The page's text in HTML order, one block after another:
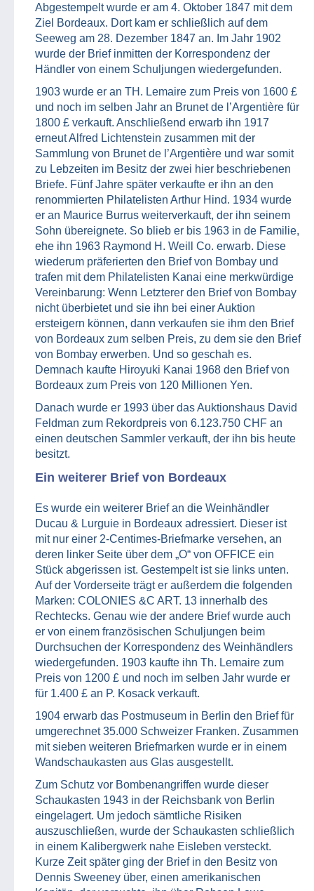
Abgestempelt wurde er am 4. Oktober 1847 mit dem
Ziel Bordeaux. Dort kam er schließlich auf dem
Seeweg am 28. Dezember 1847 an. Im Jahr 1902
wurde der Brief inmitten der Korrespondenz der
Händler von einem Schuljungen wiedergefunden.
1903 wurde er an TH. Lemaire zum Preis von 1600 £
und noch im selben Jahr an Brunet de l’Argentière für
1800 £ verkauft. Anschließend erwarb ihn 1917
erneut Alfred Lichtenstein zusammen mit der
Sammlung von Brunet de l’Argentière und war somit
zu Lebzeiten im Besitz der zwei hier beschriebenen
Briefe. Fünf Jahre später verkaufte er ihn an den
renommierten Philatelisten Arthur Hind. 1934 wurde
er an Maurice Burrus weiterverkauft, der ihn seinem
Sohn übereignete. So blieb er bis 1963 in de Familie,
ehe ihn 1963 Raymond H. Weill Co. erwarb. Diese
wiederum präferierten den Brief von Bombay und
trafen mit dem Philatelisten Kanai eine merkwürdige
Vereinbarung: Wenn Letzterer den Brief von Bombay
nicht überbietet und sie ihn bei einer Auktion
ersteigern können, dann verkaufen sie ihm den Brief
von Bordeaux zum selben Preis, zu dem sie den Brief
von Bombay erwerben. Und so geschah es.
Demnach kaufte Hiroyuki Kanai 1968 den Brief von
Bordeaux zum Preis von 120 Millionen Yen.
Danach wurde er 1993 über das Auktionshaus David
Feldman zum Rekordpreis von 6.123.750 CHF an
einen deutschen Sammler verkauft, der ihn bis heute
besitzt.
Ein weiterer Brief von Bordeaux
Es wurde ein weiterer Brief an die Weinhändler
Ducau & Lurguie in Bordeaux adressiert. Dieser ist
mit nur einer 2-Centimes-Briefmarke versehen, an
deren linker Seite über dem „O“ von OFFICE ein
Stück abgerissen ist. Gestempelt ist sie links unten.
Auf der Vorderseite trägt er außerdem die folgenden
Marken: COLONIES &C ART. 13 innerhalb des
Rechtecks. Genau wie der andere Brief wurde auch
er von einem französischen Schuljungen beim
Durchsuchen der Korrespondenz des Weinhändlers
wiedergefunden. 1903 kaufte ihn Th. Lemaire zum
Preis von 1200 £ und noch im selben Jahr wurde er
für 1.400 £ an P. Kosack verkauft.
1904 erwarb das Postmuseum in Berlin den Brief für
umgerechnet 35.000 Schweizer Franken. Zusammen
mit sieben weiteren Briefmarken wurde er in einem
Wandschaukasten aus Glas ausgestellt.
Zum Schutz vor Bombenangriffen wurde dieser
Schaukasten 1943 in der Reichsbank von Berlin
eingelagert. Um jedoch sämtliche Risiken
auszuschließen, wurde der Schaukasten schließlich
in einem Kalibergwerk nahe Eisleben versteckt.
Kurze Zeit später ging der Brief in den Besitz von
Dennis Sweeney über, einen amerikanischen